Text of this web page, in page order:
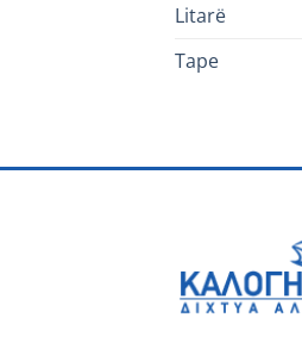
Litarë
Tape